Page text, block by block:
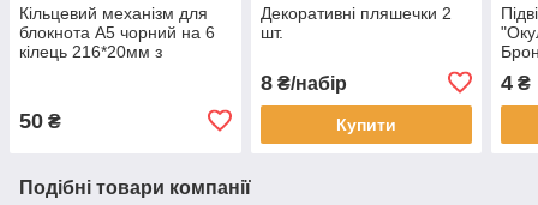
Кільцевий механізм для
блокнота А5 чорний на 6
кілець 216*20мм з
50 ₴
Декоративні пляшечки 2
шт.
8₴/набір
Купити
4 ₴
Подібні товари компанії